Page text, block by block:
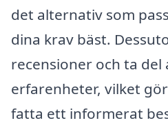
det alternativ som
dina krav bäst.
recensioner och ta
erfarenheter, vilket
fatta ett informerat